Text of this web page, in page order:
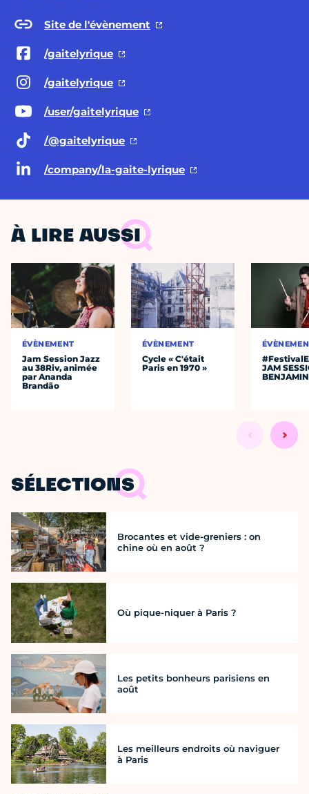
Site de l'évènement
/gaitelyrique
/gaitelyrique
/user/gaitelyrique
/@gaitelyrique
/company/la-gaite-lyrique
À LIRE AUSSI
ÉVÈNEMENT
Jam Session Jazz
au 38Riv, animée
par Ananda
Brandão
ÉVÈNEMENT
Cycle « C'était
Paris en 1970 »
JAM
SÉLECTIONS
Brocantes et vide-greniers : on
chine où en août ?
Où pique-niquer à Paris ?
Les petits bonheurs parisiens en
août
Les meilleurs endroits où naviguer
à Paris